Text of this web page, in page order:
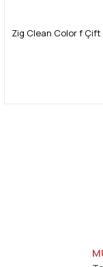
Zig Clean Color f